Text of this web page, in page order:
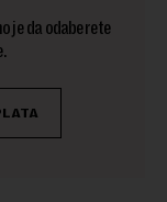
je da odaberete